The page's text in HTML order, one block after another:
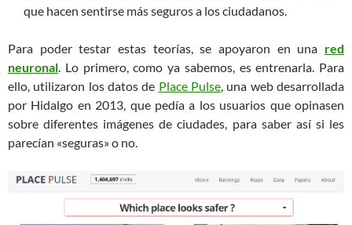
que hacen sentirse más seguros a los ciudadanos.
Para poder testar estas teorías, se apoyaron en una red
neuronal. Lo primero, como ya sabemos, es entrenarla. Para
ello, utilizaron los datos de Place Pulse, una web desarrollada
por Hidalgo en 2013, que pedía a los usuarios que opinasen
sobre diferentes imágenes de ciudades, para saber así si les
parecían «seguras» o no.